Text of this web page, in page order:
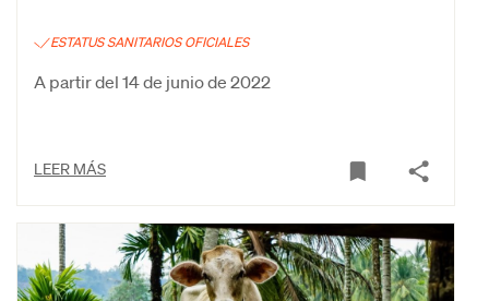
ESTATUS SANITARIOS OFICIALES
A partir del 14 de junio de 2022
LEER MÁS